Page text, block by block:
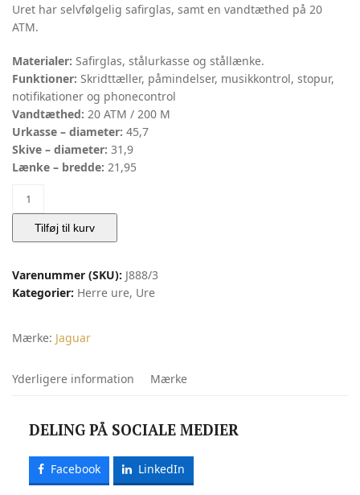
Uret har selvfølgelig safirglas, samt en vandtæthed på 20
ATM.
Materialer: Safirglas, stålurkasse og stållænke.
Funktioner: Skridttæller, påmindelser, musikkontrol, stopur,
notifikationer og phonecontrol
Vandtæthed: 20 ATM / 200 M
Urkasse – diameter: 45,7
Skive – diameter: 31,9
Lænke – bredde: 21,95
HYBRID
DIVER
Jaguar
Tilføj til kurv
Varenummer (SKU): J888/3
Kategorier: Herre ure, Ure
Mærke: Jaguar
Yderligere information Mærke
DELING PÅ SOCIALE MEDIER
Facebook LinkedIn